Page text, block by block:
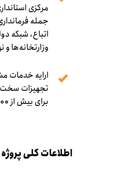
مرکزی
جمله
اتباع، شبکه
وزارتخانه‌ها و
ارایه خدمات
تجهیزات سخت
برای بیش از ۱۰۰۰ ایستگاه کاری
اطلاعات کلی